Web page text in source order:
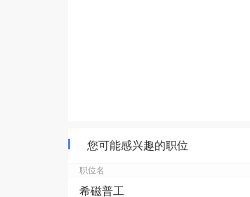
您可能感兴趣的职位
职位名
希磁普工